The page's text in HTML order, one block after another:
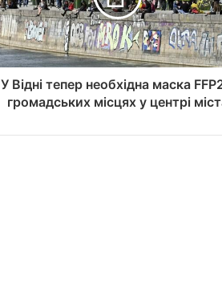
У Відні тепер необхідна маска
громадських місцях у центрі